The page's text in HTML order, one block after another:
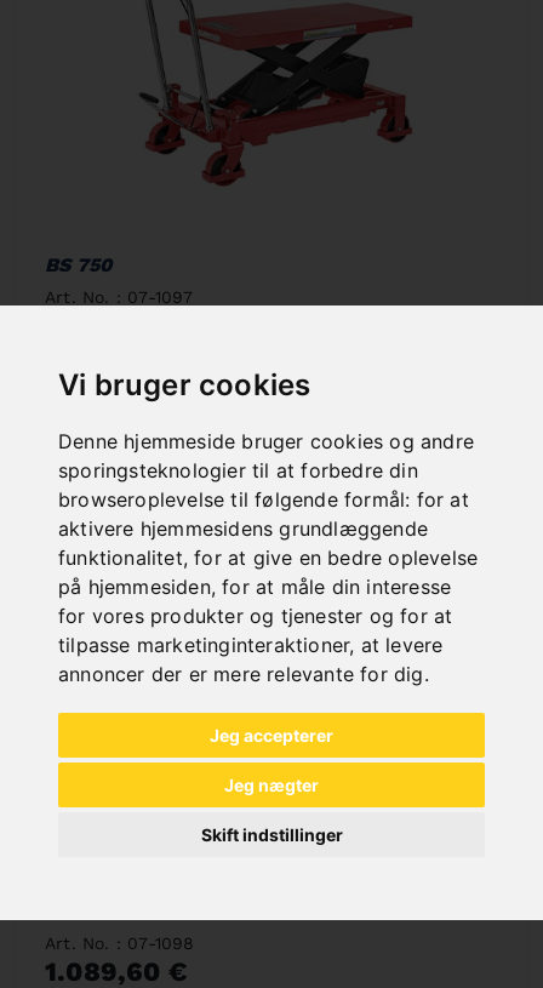
Vi bruger cookies
Denne hjemmeside bruger cookies og andre
sporingsteknologier til at forbedre din
browseroplevelse til følgende formål: for at
aktivere hjemmesidens grundlæggende
funktionalitet,for at give en bedre oplevelse
på hjemmesiden,for at måle din interesse
for vores produkter og tjenester og for at
tilpasse marketinginteraktioner, at levere
annoncer der er mere relevante for dig.
Jeg accepterer
Jeg nægter
Skift indstillinger
BS 750
Art. No. : 07-1097
Deliverable in 2-3 business days
Art. No. : 07-1098
1.089,60 €